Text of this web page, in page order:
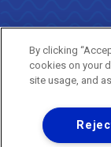
By clicking
cookies on your
site usage, and